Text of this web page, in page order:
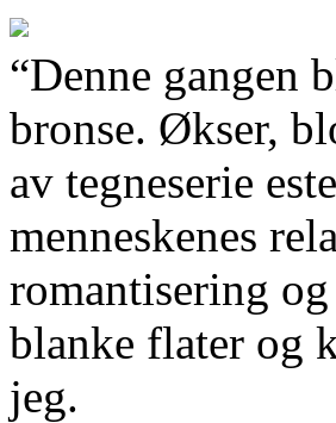
“Denne gangen
bronse. Økser,
av tegneserie
menneskenes
romantisering
blanke flater og
jeg.